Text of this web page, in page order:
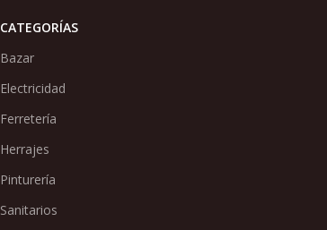
CATEGORÍAS
Bazar
Electricidad
Ferretería
Herrajes
Pinturería
Sanitarios